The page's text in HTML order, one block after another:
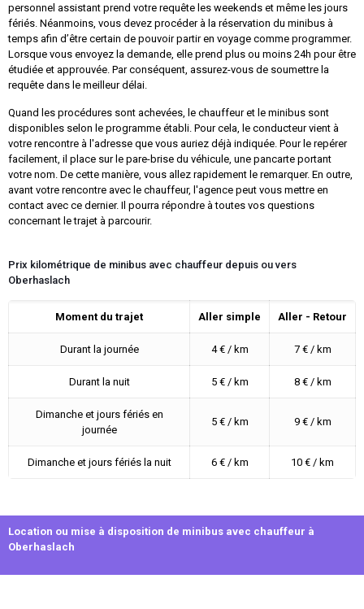
personnel assistant prend votre requête les weekends et même les jours
fériés. Néanmoins, vous devez procéder à la réservation du minibus à
temps afin d’être certain de pouvoir partir en voyage comme programmer.
Lorsque vous envoyez la demande, elle prend plus ou moins 24h pour être
étudiée et approuvée. Par conséquent, assurez-vous de soumettre la
requête dans le meilleur délai.
Quand les procédures sont achevées, le chauffeur et le minibus sont
disponibles selon le programme établi. Pour cela, le conducteur vient à
votre rencontre à l'adresse que vous auriez déjà indiquée. Pour le repérer
facilement, il place sur le pare-brise du véhicule, une pancarte portant
votre nom. De cette manière, vous allez rapidement le remarquer. En outre,
avant votre rencontre avec le chauffeur, l'agence peut vous mettre en
contact avec ce dernier. Il pourra répondre à toutes vos questions
concernant le trajet à parcourir.
Prix kilométrique de minibus avec chauffeur depuis ou vers
Oberhaslach
Moment du trajet Aller simple Aller - Retour
Durant la journée 4 € / km 7 € / km
Durant la nuit 5 € / km 8 € / km
Dimanche et jours fériés en
journée
5 € / km 9 € / km
Dimanche et jours fériés la nuit 6 € / km 10 € / km
Location ou mise à disposition de minibus avec chauffeur à
Oberhaslach